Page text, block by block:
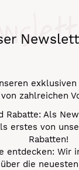
zahlreichen
Rabatte: Als
erstes von
Rabatten!
entdecken: Wir
die